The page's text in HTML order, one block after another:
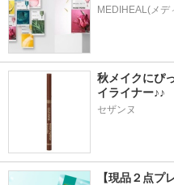
MEDIHEAL(メデ
秋メイクにぴ
イライナー♪♪
セザンヌ
【現品２点プ